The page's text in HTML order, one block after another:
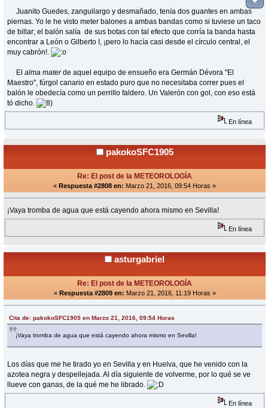
Juanito Guedes, zanguilargo y desmañado, tenía dos guantes en ambas
piernas. Yo le he visto meter balones a ambas bandas como si tuviese un taco
de billar; el balón salía de sus botas con tal efecto que corría la banda hasta
encontrar a León o Gilberto I, ¡pero lo hacía casi desde el círculo central, el
muy cabrón!.
Elalma materde aquel equipo de ensueño era Germán Dévora "El
Maestro", fúrgol canario en estado puro que no necesitaba correr pues el
balón le obedecía como un perrillo faldero. Un Valerón con gol, con eso está
tó dicho.
En línea
pakokoSFC1905
Re: El post de la METEOROLOGÍA
« Respuesta #2808 en: Marzo 21, 2016, 09:54 Horas »
¡Vaya tromba de agua que está cayendo ahora mismo en Sevilla!
En línea
asturgabriel
Re: El post de la METEOROLOGÍA
« Respuesta #2809 en: Marzo 21, 2016, 11:19 Horas »
Cita de: pakokoSFC1905 en Marzo 21, 2016, 09:54 Horas
¡Vaya tromba de agua que está cayendo ahora mismo en Sevilla!
Los días que me he tirado yo en Sevilla y en Huelva, que he venido con la
azotea negra y despellejada. Al día siguiente de volverme, por lo qué se ve
llueve con ganas, de la qué me he librado.
En línea